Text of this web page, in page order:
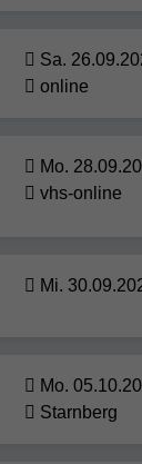
Sa.
online
Mo.
vhs-online
Mi.
Mo.
Starnberg